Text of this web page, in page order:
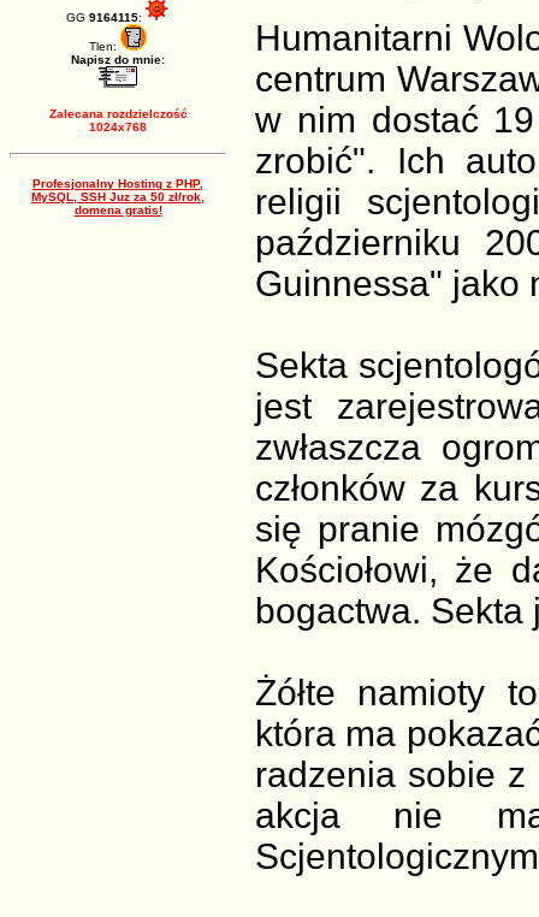
GG 9164115:
Tlen:
Napisz do mnie:
Zalecana rozdzielczość
1024x768
Profesjonalny Hosting z PHP,
MySQL, SSH Juz za 50 zł/rok,
domena gratis!
Humanitarni
centrum
w nim dostać
zrobić". Ich
religii
październiku
Guinnessa" jako
Sekta
jest
zwłaszcza
członków za
się pranie
Kościołowi, że
bogactwa. Sekta
Żółte namioty
która ma
radzenia sobie
akcja nie